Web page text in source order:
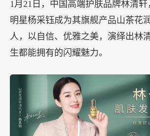
1月21日，中国高端护肤品牌林清
明星杨采钰成为其旗舰产品山茶花
人，以自信、优雅之美，演绎出林
生都能拥有的闪耀魅力。